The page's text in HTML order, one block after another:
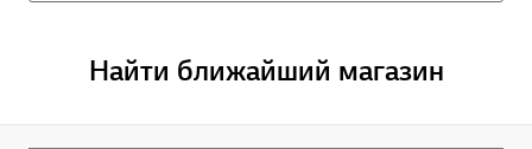
Найти ближайший магазин